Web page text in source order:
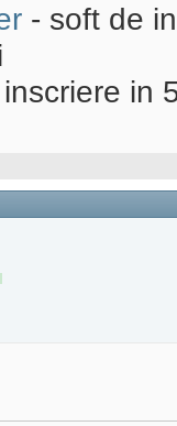
- soft de
in